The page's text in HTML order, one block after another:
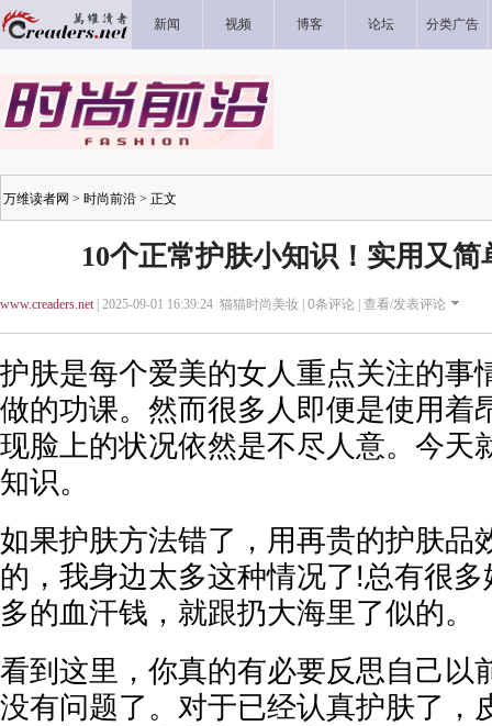
新闻 视频 博客 论坛 分类广告
万维读者网 > 时尚前沿 > 正文
10个正常护肤小知识！实用又
www.creaders.net| 2025-09-01 16:39:24 猫猫时尚美妆 | 0条评论 | 查看/发表评论
护肤是每个爱美的女人重点关注的事
做的功课。然而很多人即便是使用着
现脸上的状况依然是不尽人意。今天
知识。
如果护肤方法错了，用再贵的护肤品
的，我身边太多这种情况了!总有很
多的血汗钱，就跟扔大海里了似的。
看到这里，你真的有必要反思自己以
没有问题了。对于已经认真护肤了，